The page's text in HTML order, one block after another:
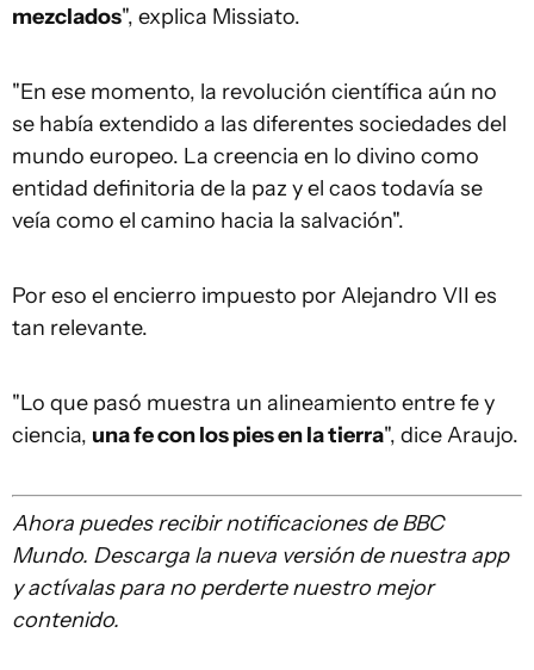
mezclados", explica Missiato.
"En ese momento, la revolución científica aún no
se había extendido a las diferentes sociedades del
mundo europeo. La creencia en lo divino como
entidad definitoria de la paz y el caos todavía se
veía como el camino hacia la salvación".
Por eso el encierro impuesto por Alejandro VII es
tan relevante.
"Lo que pasó muestra un alineamiento entre fe y
ciencia, una fe con los pies en la tierra", dice Araujo.
Ahora puedes recibir notificaciones de BBC
Mundo. Descarga la nueva versión de nuestra app
y actívalas para no perderte nuestro mejor
contenido.